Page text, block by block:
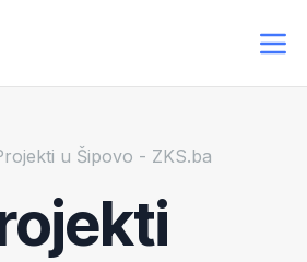
u Šipovo - ZKS.ba